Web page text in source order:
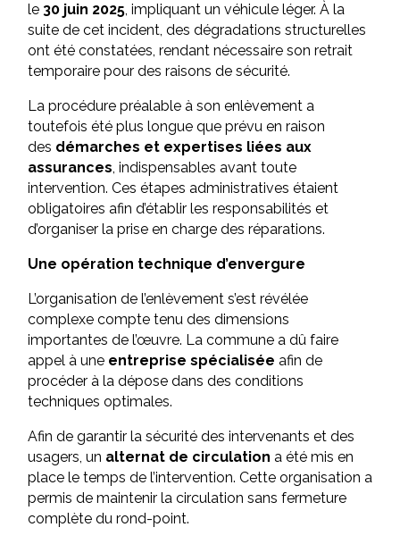
le 30 juin 2025, impliquant un véhicule léger. À la
suite de cet incident, des dégradations structurelles
ont été constatées, rendant nécessaire son retrait
temporaire pour des raisons de sécurité.
La procédure préalable à son enlèvement a
toutefois été plus longue que prévu en raison
des démarches et expertises liées aux
assurances, indispensables avant toute
intervention. Ces étapes administratives étaient
obligatoires afin d’établir les responsabilités et
d’organiser la prise en charge des réparations.
Une opération technique d’envergure
L’organisation de l’enlèvement s’est révélée
complexe compte tenu des dimensions
importantes de l’œuvre. La commune a dû faire
appel à une entreprise spécialisée afin de
procéder à la dépose dans des conditions
techniques optimales.
Afin de garantir la sécurité des intervenants et des
usagers, un alternat de circulation a été mis en
place le temps de l’intervention. Cette organisation a
permis de maintenir la circulation sans fermeture
complète du rond-point.